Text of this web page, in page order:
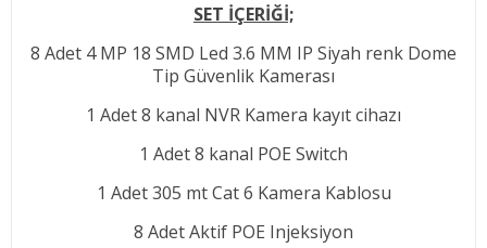
SET İÇERİĞİ;
8 Adet 4 MP 18 SMD Led 3.6 MM IP Siyah renk Dome
Tip Güvenlik Kamerası
1 Adet 8 kanal NVR Kamera kayıt cihazı
1 Adet 8 kanal POE Switch
1 Adet 305 mt Cat 6 Kamera Kablosu
8 Adet Aktif POE Injeksiyon